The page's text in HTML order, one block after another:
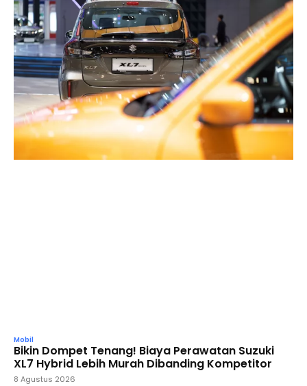
Mobil
Bikin Dompet Tenang! Biaya Perawatan Suzuki
XL7 Hybrid Lebih Murah Dibanding Kompetitor
8 Agustus 2026